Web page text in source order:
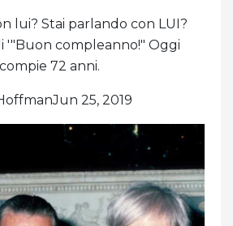
lui? Stai parlando con LUI?
'"Buon compleanno!" Oggi
72 anni.
25, 2019